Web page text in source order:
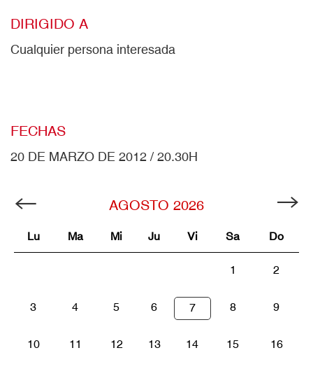
DIRIGIDO A
Cualquier persona interesada
FECHAS
20 DE MARZO DE 2012 / 20.30H
AGOSTO 2026
Lu Ma Mi Ju Vi Sa Do
1 2
3 4 5 6 7 8 9
10 11 12 13 14 15 16